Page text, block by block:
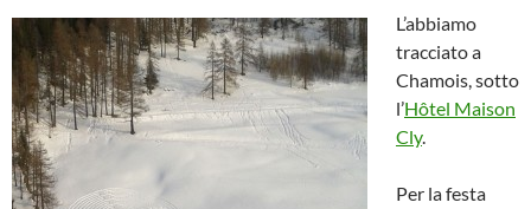
L’abbiamo
tracciato a
Chamois, sotto
l’Hôtel Maison
Cly.
Per la festa